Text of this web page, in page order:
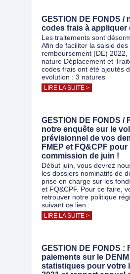
GESTION DE FONDS /
codes frais à appliquer
Les traitements sont
Afin de faciliter la saisie
remboursement (DE) 2022,
nature Déplacement et
codes frais ont été ajoutés
evolution : 3 natures
LIRE LA SUITE >
GESTION DE FONDS /
notre enquête sur le
prévisionnel de vos
FMEP et FQ&CPF pour
commission de juin !
Début juin, vous devrez
les dossiers nominatifs de
prise en charge sur les
et FQ&CPF. Pour ce faire,
retrouver notre politique
suivant ce lien :
LIRE LA SUITE >
GESTION DE FONDS :
paiements sur le
statistiques pour votre